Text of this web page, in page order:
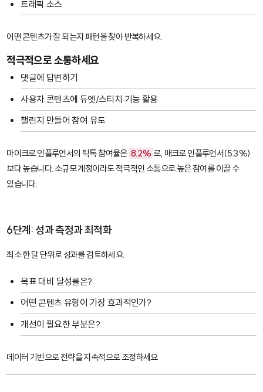
트래픽 소스
어떤 콘텐츠가 잘 되는지 패턴을 찾아 반복하세요.
적극적으로 소통하세요
댓글에 답변하기
사용자 콘텐츠에 듀엣/스티치 기능 활용
챌린지 만들어 참여 유도
마이크로 인플루언서의 틱톡 참여율은 8.2% 로, 매크로 인플루언서(5.3%)
보다 높습니다. 소규모 계정이라도 적극적인 소통으로 높은 참여를 이끌 수
있습니다.
6단계: 성과 측정과 최적화
최소 한 달 단위로 성과를 검토하세요.
목표 대비 달성률은?
어떤 콘텐츠 유형이 가장 효과적인가?
개선이 필요한 부분은?
데이터 기반으로 전략을 지속적으로 조정하세요.